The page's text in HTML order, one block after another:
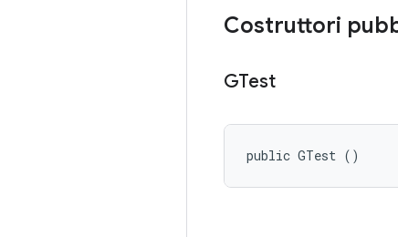
Costruttori
GTest
public GTest ()